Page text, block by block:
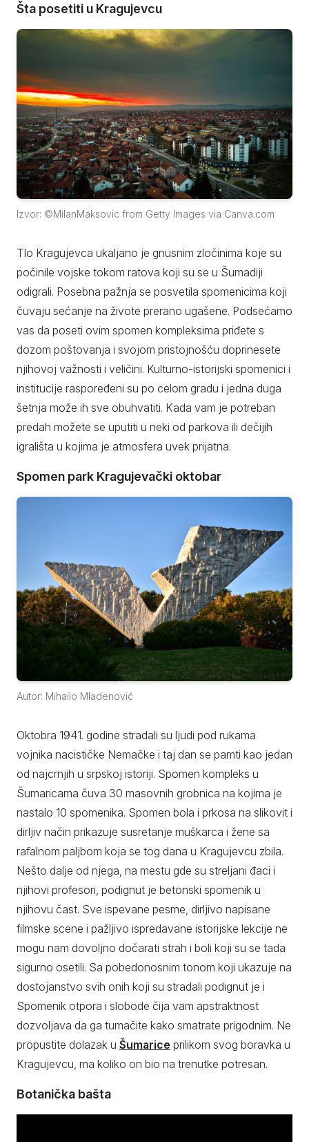
Šta posetiti u Kragujevcu
Izvor: ©MilanMaksovic from Getty Images via Canva.com
Tlo Kragujevca ukaljano je gnusnim zločinima koje su
počinile vojske tokom ratova koji su se u Šumadiji
odigrali. Posebna pažnja se posvetila spomenicima koji
čuvaju sećanje na živote prerano ugašene. Podsećamo
vas da poseti ovim spomen kompleksima priđete s
dozom poštovanja i svojom pristojnošću doprinesete
njihovoj važnosti i veličini. Kulturno-istorijski spomenici i
institucije raspoređeni su po celom gradu i jedna duga
šetnja može ih sve obuhvatiti. Kada vam je potreban
predah možete se uputiti u neki od parkova ili dečijih
igrališta u kojima je atmosfera uvek prijatna.
Spomen park Kragujevački oktobar
Autor: Mihailo Mladenović
Oktobra 1941. godine stradali su ljudi pod rukama
vojnika nacističke Nemačke i taj dan se pamti kao jedan
od najcrnjih u srpskoj istoriji. Spomen kompleks u
Šumaricama čuva 30 masovnih grobnica na kojima je
nastalo 10 spomenika. Spomen bola i prkosa na slikovit i
dirljiv način prikazuje susretanje muškarca i žene sa
rafalnom paljbom koja se tog dana u Kragujevcu zbila.
Nešto dalje od njega, na mestu gde su streljani đaci i
njihovi profesori, podignut je betonski spomenik u
njihovu čast. Sve ispevane pesme, dirljivo napisane
filmske scene i pažljivo ispredavane istorijske lekcije ne
mogu nam dovoljno dočarati strah i boli koji su se tada
sigurno osetili. Sa pobedonosnim tonom koji ukazuje na
dostojanstvo svih onih koji su stradali podignut je i
Spomenik otpora i slobode čija vam apstraktnost
dozvoljava da ga tumačite kako smatrate prigodnim. Ne
propustite dolazak u Šumarice prilikom svog boravka u
Kragujevcu, ma koliko on bio na trenutke potresan.
Botanička bašta